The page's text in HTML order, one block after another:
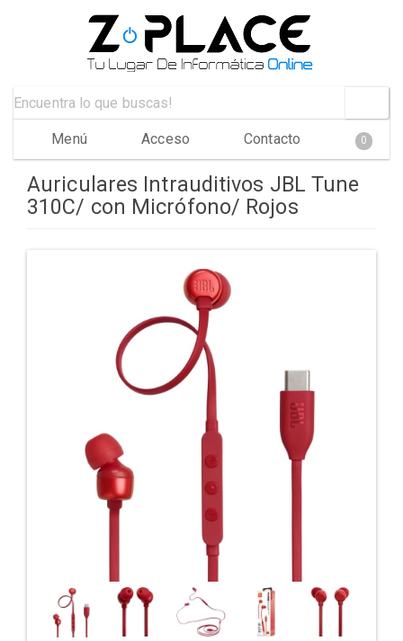
Menú Acceso Contacto 0
Auriculares Intrauditivos JBL Tune
310C/ con Micrófono/ Rojos